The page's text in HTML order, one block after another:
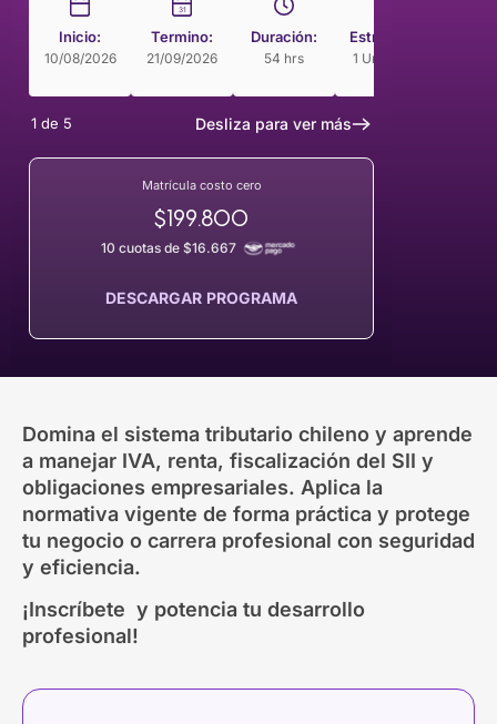
Inicio:
10/08/2026
31
Termino:
21/09/2026
Duración:
54 hrs
Estructura
1 Unidades
1 de 5 Desliza para ver más
Matrícula costo cero
$199.800
10 cuotas de $16.667
DESCARGAR PROGRAMA
Domina el sistema tributario chileno y aprende
a manejar IVA, renta, fiscalización del SII y
obligaciones empresariales. Aplica la
normativa vigente de forma práctica y protege
tu negocio o carrera profesional con seguridad
y eficiencia.
¡Inscríbete y potencia tu desarrollo
profesional!